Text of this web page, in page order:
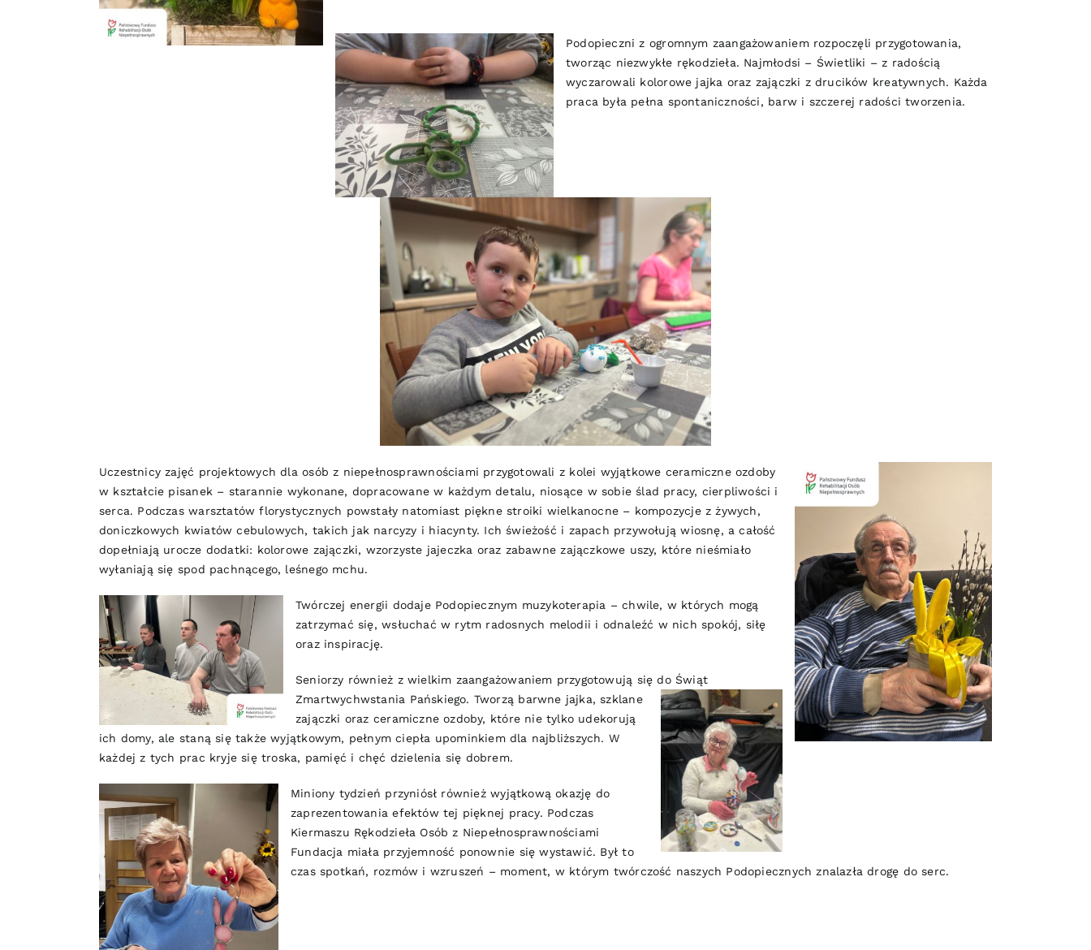
Podopieczni z ogromnym zaangażowaniem rozpoczęli przygotowania,
tworząc niezwykłe rękodzieła. Najmłodsi – Świetliki – z radością
wyczarowali kolorowe jajka oraz zajączki z drucików kreatywnych. Każda
praca była pełna spontaniczności, barw i szczerej radości tworzenia.
Uczestnicy zajęć projektowych dla osób z niepełnosprawnościami przygotowali z kolei wyjątkowe ceramiczne ozdoby
w kształcie pisanek – starannie wykonane, dopracowane w każdym detalu, niosące w sobie ślad pracy, cierpliwości i
serca. Podczas warsztatów florystycznych powstały natomiast piękne stroiki wielkanocne – kompozycje z żywych,
doniczkowych kwiatów cebulowych, takich jak narcyzy i hiacynty. Ich świeżość i zapach przywołują wiosnę, a całość
dopełniają urocze dodatki: kolorowe zajączki, wzorzyste jajeczka oraz zabawne zajączkowe uszy, które nieśmiało
wyłaniają się spod pachnącego, leśnego mchu.
Twórczej energii dodaje Podopiecznym muzykoterapia – chwile, w których mogą
zatrzymać się, wsłuchać w rytm radosnych melodii i odnaleźć w nich spokój, siłę
oraz inspirację.
Seniorzy również z wielkim zaangażowaniem przygotowują się do Świąt
Zmartwychwstania Pańskiego. Tworzą barwne jajka, szklane
zajączki oraz ceramiczne ozdoby, które nie tylko udekorują
ich domy, ale staną się także wyjątkowym, pełnym ciepła upominkiem dla najbliższych. W
każdej z tych prac kryje się troska, pamięć i chęć dzielenia się dobrem.
Miniony tydzień przyniósł również wyjątkową okazję do
zaprezentowania efektów tej pięknej pracy. Podczas
Kiermaszu Rękodzieła Osób z Niepełnosprawnościami
Fundacja miała przyjemność ponownie się wystawić. Był to
czas spotkań, rozmów i wzruszeń – moment, w którym twórczość naszych Podopiecznych znalazła drogę do serc.